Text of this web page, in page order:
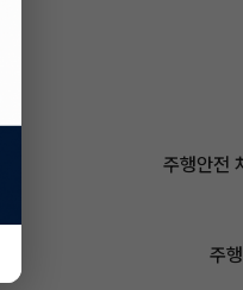
주행안전
주